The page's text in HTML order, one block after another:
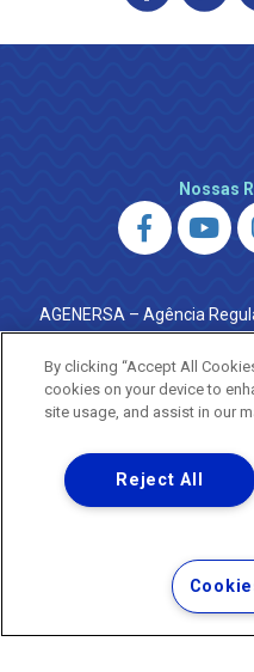
Nossas
AGENERSA – Agência
do Estado
0800 024 9040 ·
ouvidoria@agenersa.rj.gov.br
·http://
Uma empresa
Copyright
Termos Gerais de
Política de
By clicking “Accept All
cookies on your device to
site usage, and assist in our
Reject All